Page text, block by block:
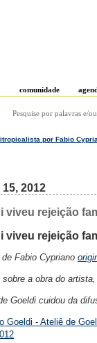
comunidade
Pesquise por palavras e/
por Fabio
2012
viveu rejeição
viveu rejeição
Fabio Cypriano
sobre a obra do
Goeldi cuidou da
Goeldi - Ateliê de